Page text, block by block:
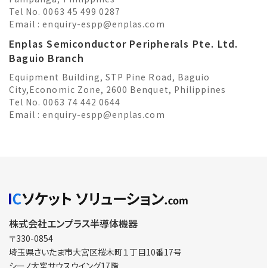
Tel No. 0063 45 499 0287
Email :enquiry-espp@enplas.com
Enplas Semiconductor Peripherals Pte. Ltd.
Baguio Branch
Equipment Building, STP Pine Road, Baguio
City,Economic Zone, 2600 Benquet, Philippines
Tel No. 0063 74 442 0644
Email :enquiry-espp@enplas.com
株式会社エンプラス半導体機器
〒330-0854
埼玉県さいたま市大宮区桜木町１丁目10番17号
シーノ大宮サウスウイング17階